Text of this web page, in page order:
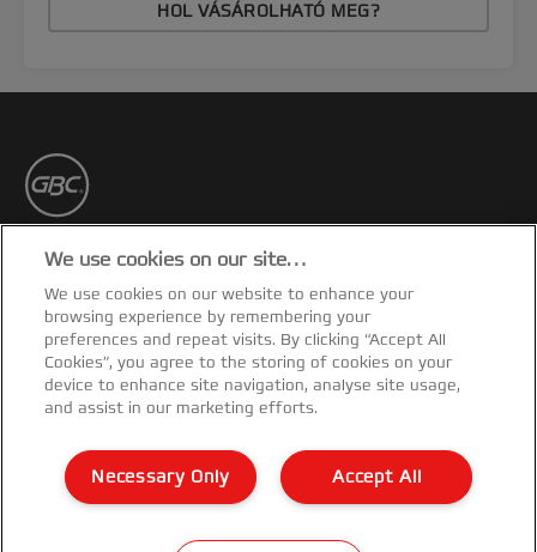
HOL VÁSÁROLHATÓ MEG?
Iratkozz fel!
Rendelkezz naprakész információkkal a
termékekkel, promóciókkal kapcsolatban a
postafiókodon keresztül!
Garancialis feltetelek
We use cookies on our site…
We use cookies on our website to enhance your
browsing experience by remembering your
preferences and repeat visits. By clicking “Accept All
Cookies”, you agree to the storing of cookies on your
device to enhance site navigation, analyse site usage,
and assist in our marketing efforts.
Accept All
Necessary Only